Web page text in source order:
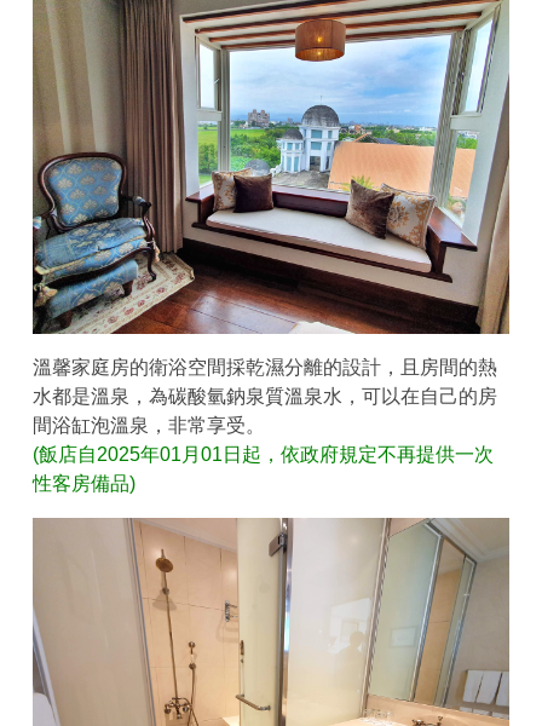
溫馨家庭房的衛浴空間採乾濕分離的設計，且房間的熱
水都是溫泉，為碳酸氫鈉泉質溫泉水，可以在自己的房
間浴缸泡溫泉，非常享受。
(飯店自2025年01月01日起，依政府規定不再提供一次
性客房備品)